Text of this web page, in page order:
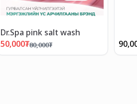
Dr.Spa pink salt wash
50,000₮80,000₮